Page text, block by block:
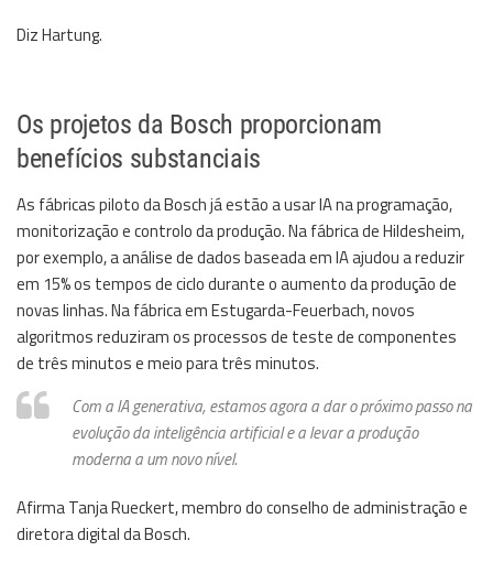
Diz Hartung.
Os projetos da Bosch proporcionam
benefícios substanciais
​As fábricas piloto da Bosch já estão a usar IA na programação,
monitorização e controlo da produção. Na fábrica de Hildesheim,
por exemplo, a análise de dados baseada em IA ajudou a reduzir
em 15% os tempos de ciclo durante o aumento da produção de
novas linhas. Na fábrica em Estugarda-Feuerbach, novos
algoritmos reduziram os processos de teste de componentes
de três minutos e meio para três minutos.
Com a IA generativa, estamos agora a dar o próximo passo na
evolução da inteligência artificial e a levar a produção
moderna a um novo nível.
Afirma Tanja Rueckert, membro do conselho de administração e
diretora digital da Bosch.